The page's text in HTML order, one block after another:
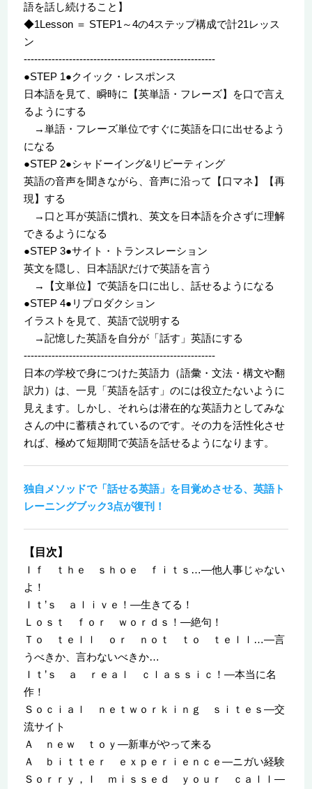
語を話し続けること】
◆1Lesson ＝ STEP1～4の4ステップ構成で計21レッス
ン
-------------------------------------------------------
●STEP 1●クイック・レスポンス
日本語を見て、瞬時に【英単語・フレーズ】を口で言え
るようにする
→単語・フレーズ単位ですぐに英語を口に出せるよう
になる
●STEP 2●シャドーイング&リピーティング
英語の音声を聞きながら、音声に沿って【口マネ】【再
現】する
→口と耳が英語に慣れ、英文を日本語を介さずに理解
できるようになる
●STEP 3●サイト・トランスレーション
英文を隠し、日本語訳だけで英語を言う
→【文単位】で英語を口に出し、話せるようになる
●STEP 4●リプロダクション
イラストを見て、英語で説明する
→記憶した英語を自分が「話す」英語にする
-------------------------------------------------------
日本の学校で身につけた英語力（語彙・文法・構文や翻
訳力）は、一見「英語を話す」のには役立たないように
見えます。しかし、それらは潜在的な英語力としてみな
さんの中に蓄積されているのです。その力を活性化させ
れば、極めて短期間で英語を話せるようになります。
独自メソッドで「話せる英語」を目覚めさせる、英語ト
レーニングブック3点が復刊！
【目次】
Ｉｆ ｔｈｅ ｓｈｏｅ ｆｉｔｓ…―他人事じゃない
よ！
Ｉｔ’ｓ ａｌｉｖｅ！―生きてる！
Ｌｏｓｔ ｆｏｒ ｗｏｒｄｓ！―絶句！
Ｔｏ ｔｅｌｌ ｏｒ ｎｏｔ ｔｏ ｔｅｌｌ…―言
うべきか、言わないべきか…
Ｉｔ’ｓ ａ ｒｅａｌ ｃｌａｓｓｉｃ！―本当に名
作！
Ｓｏｃｉａｌ ｎｅｔｗｏｒｋｉｎｇ ｓｉｔｅｓ―交
流サイト
Ａ ｎｅｗ ｔｏｙ―新車がやって来る
Ａ ｂｉｔｔｅｒ ｅｘｐｅｒｉｅｎｃｅ―ニガい経験
Ｓｏｒｒｙ，Ｉ ｍｉｓｓｅｄ ｙｏｕｒ ｃａｌｌ―